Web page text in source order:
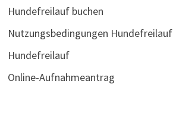
Hundefreilauf buchen
Nutzungsbedingungen Hundefreilauf
Hundefreilauf
Online-Aufnahmeantrag